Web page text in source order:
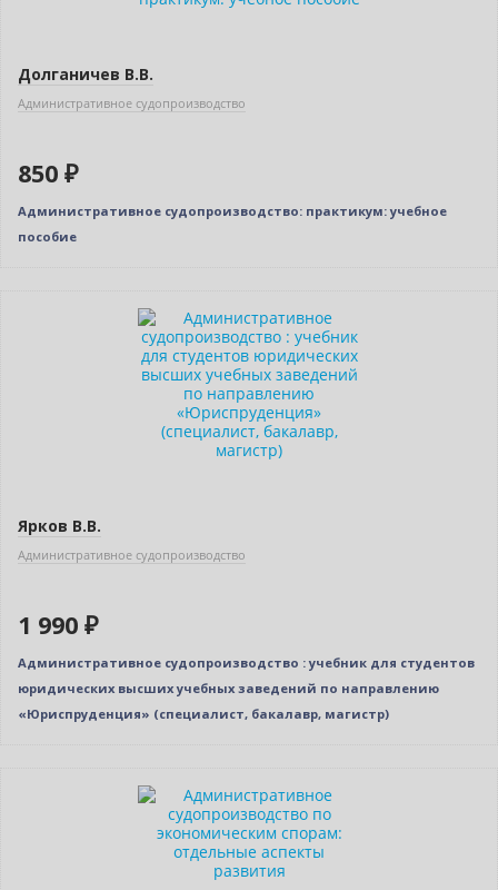
Долганичев В.В.
Административное судопроизводство
850 ₽
Админиcтративное судопроизводство: практикум: учебное
пособие
Ярков В.В.
Административное судопроизводство
1 990 ₽
Административное судопроизводство : учебник для студентов
юридических высших учебных заведений по направлению
«Юриспруденция» (специалист, бакалавр, магистр)